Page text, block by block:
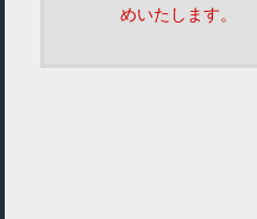
めいたします。